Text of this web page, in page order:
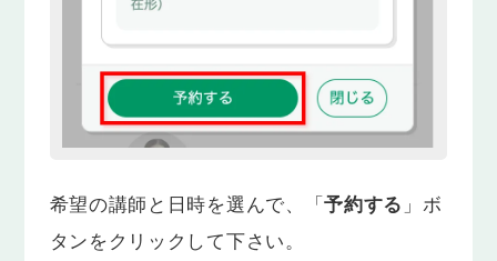
希望の講師と日時を選んで、「予約する 」ボ
タンをクリックして下さい。